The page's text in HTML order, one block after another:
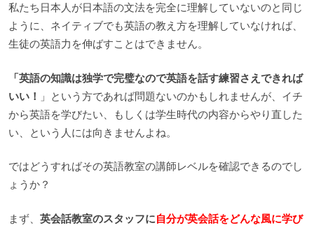
私たち日本人が日本語の文法を完全に理解していないのと同じ
ように、ネイティブでも英語の教え方を理解していなければ、
生徒の英語力を伸ばすことはできません。
「英語の知識は独学で完璧なので英語を話す練習さえできれば
いい！ 」という方であれば問題ないのかもしれませんが、イチ
から英語を学びたい、もしくは学生時代の内容からやり直した
い、という人には向きませんよね。
ではどうすればその英語教室の講師レベルを確認できるのでし
ょうか？
まず、 英会話教室のスタッフに自分が英会話をどんな風に学び